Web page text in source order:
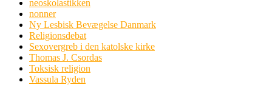
neoskolastikken
nonner
Ny Lesbisk Bevægelse Danmark
Religionsdebat
Sexovergreb i den katolske kirke
Thomas J. Csordas
Toksisk religion
Vassula Ryden